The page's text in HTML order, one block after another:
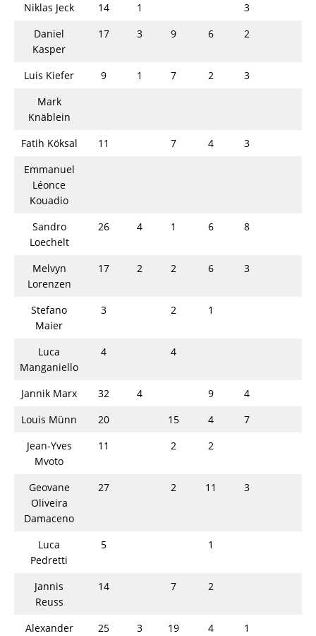
Niklas Jeck
14 1
3
Daniel
Kasper
17 3 9 6 2
Luis Kiefer 9 1 7 2
3
Mark
Knäblein
Fatih Köksal
11 7 4
3
Emmanuel
Léonce
Kouadio
Sandro
Loechelt
26 4 1 6 8
Melvyn
Lorenzen
17 2 2 6 3
Stefano
Maier
3 2 1
Luca
Manganiello
4 4
Jannik Marx 32 4 9
4
Louis Münn
20 15 4
7
Jean-Yves
Mvoto
11 2 2
Geovane
Oliveira
Damaceno
27 2 11 3
Luca
Pedretti
5 1
Jannis
Reuss
14 7 2
Alexander
25 3 19 4 1